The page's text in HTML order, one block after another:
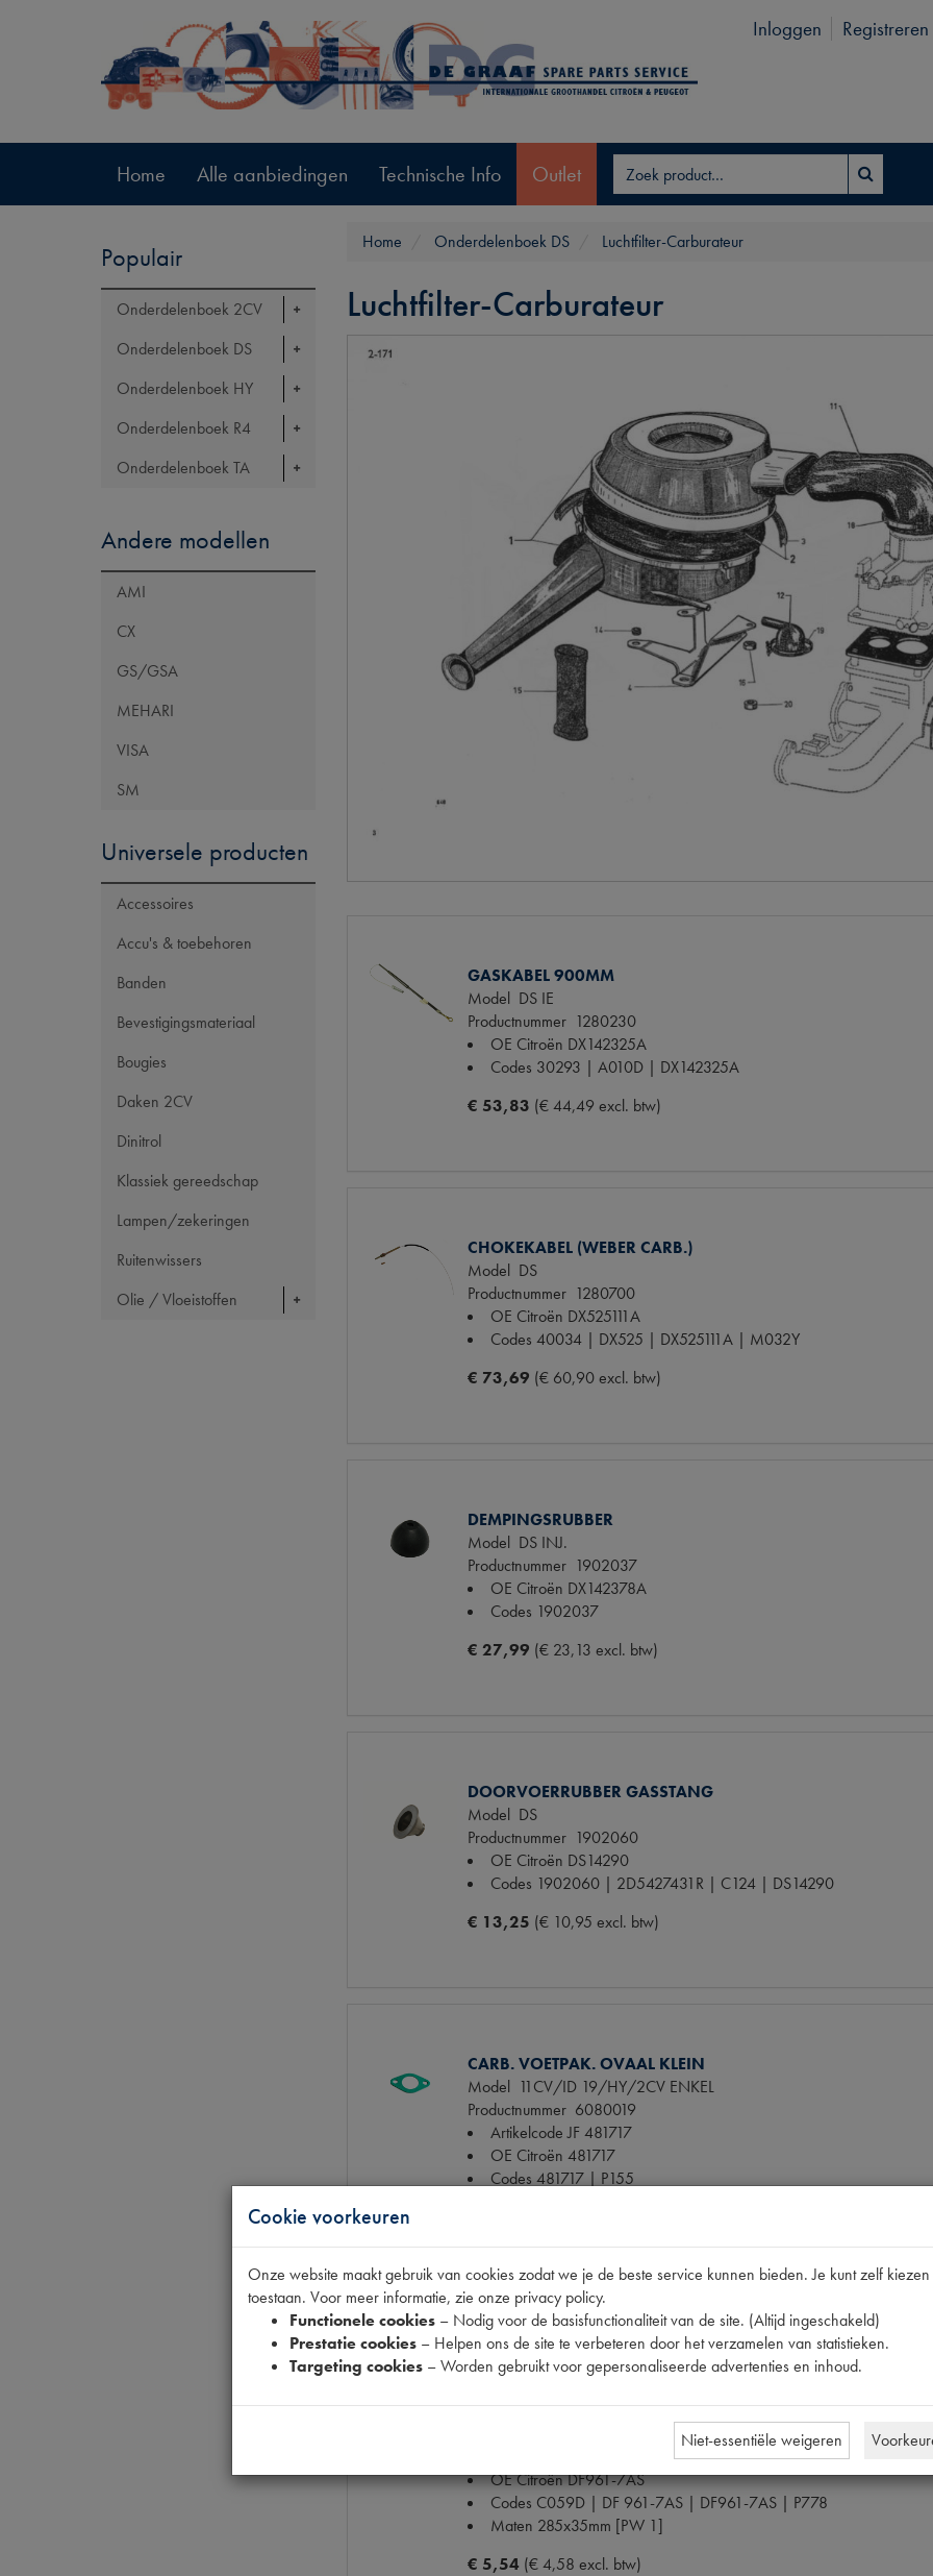
Inloggen Registreren
Home Alle aanbiedingen Technische Info Outlet
Populair
Onderdelenboek 2CV
Onderdelenboek DS
Onderdelenboek HY
Onderdelenboek R4
Onderdelenboek TA
Andere modellen
AMI
CX
GS/GSA
MEHARI
VISA
SM
Universele producten
Accessoires
Accu's & toebehoren
Banden
Bevestigingsmateriaal
Bougies
Daken 2CV
Dinitrol
Klassiek gereedschap
Lampen/zekeringen
Ruitenwissers
Olie / Vloeistoffen
Home Onderdelenboek DS Luchtfilter-Carburateur
Luchtfilter-Carburateur
GASKABEL 900MM
Model DS IE
Productnummer 1280230
OE Citroën DX142325A
Codes 30293 | A010D | DX142325A
€ 53,83 (€ 44,49 excl. btw)
CHOKEKABEL (WEBER CARB.)
Model DS
Productnummer 1280700
OE Citroën DX525111A
Codes 40034 | DX525 | DX525111A | M032Y
€ 73,69 (€ 60,90 excl. btw)
DEMPINGSRUBBER
Model DS INJ.
Productnummer 1902037
OE Citroën DX142378A
Codes 1902037
€ 27,99 (€ 23,13 excl. btw)
DOORVOERRUBBER GASSTANG
Model DS
Productnummer 1902060
OE Citroën DS14290
Codes 1902060 | 2D5427431R | C124 | DS14290
€ 13,25 (€ 10,95 excl. btw)
CARB. VOETPAK. OVAAL KLEIN
Model 11CV/ID 19/HY/2CV ENKEL
Productnummer 6080019
Artikelcode JF481717
OE Citroën 481717
Codes 481717 | P155
€ 2,24(€ 1,85 excl. btw)
STICKER CITR.PREFERE TOTAL
OE CitroënDF961-7AS
Codes C059D | DF 961-7AS | DF961-7AS | P778
Maten 285x35mm [PW 1]
€ 5,54 (€ 4,58 excl. btw)
Cookie voorkeuren
Onze website maakt gebruik van cookies zodat we je de beste service kunnen bieden. Je kunt zelf
toestaan. Voor meer informatie, zie onze privacy policy.
Functionele cookies – Nodig voor de basisfunctionaliteit van de site. (Altijd ingeschakeld)
Prestatie cookies – Helpen ons de site te verbeteren door het verzamelen van statistieken.
Targeting cookies – Worden gebruikt voor gepersonaliseerde advertenties en inhoud.
Niet-essentiële weigeren